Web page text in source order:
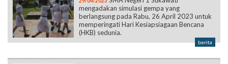
mengadakan simulasi gempa yang
berlangsung pada Rabu, 26 April 2023 untuk
memperingati Hari Kesiapsiagaan Bencana
(HKB) sedunia.
berita